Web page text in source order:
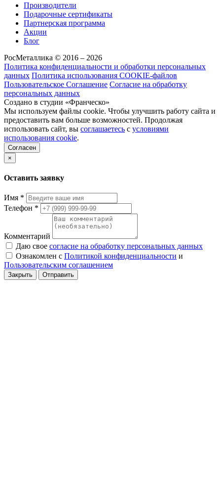
Производители
Подарочные сертификаты
Партнерская программа
Акции
Блог
РосМеталлика © 2016 – 2026
Политика конфиденциальности и обработки персональных
данных Политика использования COOKIE-файлов
Пользовательское Соглашение Согласие на обработку
персональных данных
Создано в студии «Франческо»
Мы используем файлы cookie. Чтобы улучшить работу сайта и
предоставить вам больше возможностей. Продолжая
использовать сайт, вы соглашаетесь с условиями
использования cookie.
Согласен
×
Оставить заявку
Имя *
Телефон *
Комментарий
Даю свое согласие на обработку персональных данных
Ознакомлен с Политикой конфиденциальности и
Пользовательским соглашением
Закрыть Отправить